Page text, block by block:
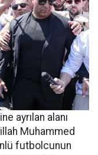
ayrılan alanı
Muhammed
futbolcunun